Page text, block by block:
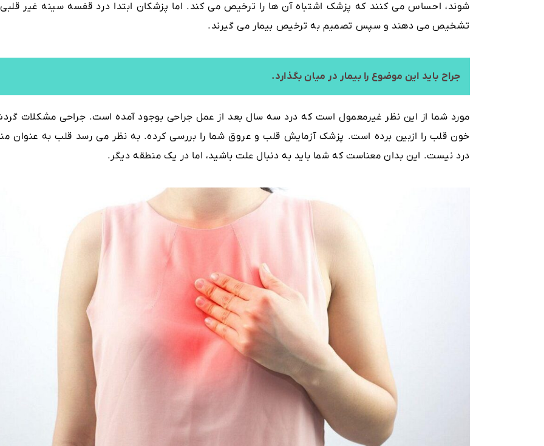
شوند، احساس می کنند که پزشک اشتباه آن ها را ترخیص می کند. اما پزشکان ابتدا درد قفسه سینه غیر قلبی
تشخیص می دهند و سپس تصمیم به ترخیص بیمار می گیرند.
جراح باید این موضوع را بیمار در میان بگذارد.
مورد شما از این نظر غیرمعمول است که درد سه سال بعد از عمل جراحی بوجود آمده است. جراحی مشکلات
خون قلب را ازبین برده است. پزشک آزمایش قلب و عروق شما را بررسی کرده. به نظر می رسد قلب به عنوان
درد نیست. این بدان معناست که شما باید به دنبال علت باشید، اما در یک منطقه دیگر.